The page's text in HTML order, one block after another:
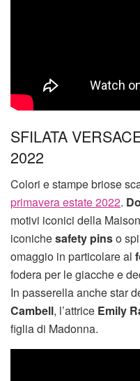
SFILATA
2022
Colori e stampe briose
primavera estate 2022.
motivi iconici della
iconichesafety pinso
omaggio in particolare al
fodera per le giacche e
In passerella anche star
Cambell, l’attrice Emily
figlia di Madonna.